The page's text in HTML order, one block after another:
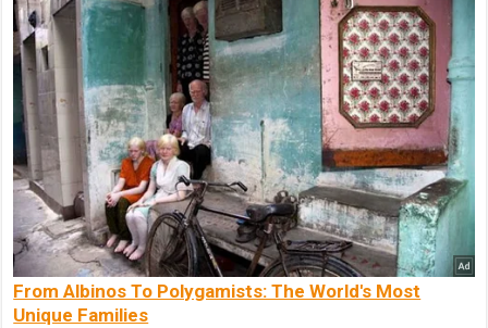
From Albinos To Polygamists: The World's Most
Unique Families